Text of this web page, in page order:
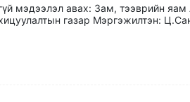
мэдээлэл авах: Зам, тээврийн яам
газар Мэргэжилтэн: